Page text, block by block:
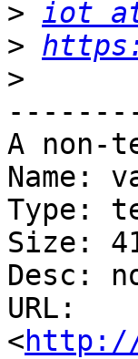
> iot
>
>
A non-
Name:
Type:
Size:
Desc:
URL:
<http://